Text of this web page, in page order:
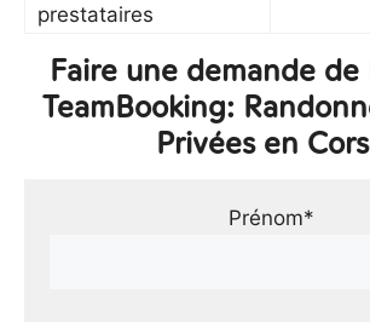
prestataires
Faire une demande de
TeamBooking:
Privées en
Prénom*